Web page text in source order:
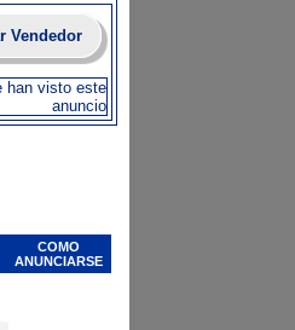
Vendedor
han visto este
anuncio
COMO
ANUNCIARSE